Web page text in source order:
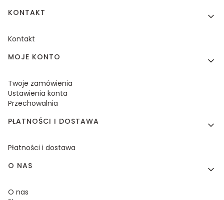
KONTAKT
Kontakt
MOJE KONTO
Twoje zamówienia
Ustawienia konta
Przechowalnia
PŁATNOŚCI I DOSTAWA
Płatności i dostawa
O NAS
O nas